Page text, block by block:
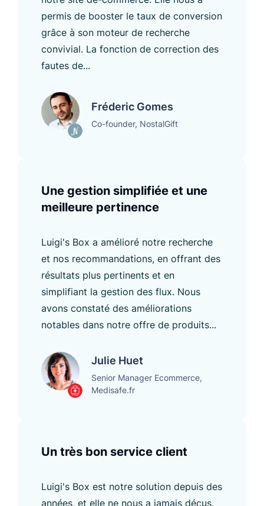
permis de booster le taux de conversion
grâce à son moteur de recherche
convivial. La fonction de correction des
fautes de...
Fréderic Gomes
Co-founder, NostalGift
Une gestion simplifiée et une
meilleure pertinence
Luigi's Box a amélioré notre recherche
et nos recommandations, en offrant des
résultats plus pertinents et en
simplifiant la gestion des flux. Nous
avons constaté des améliorations
notables dans notre offre de produits...
Julie Huet
Senior Manager Ecommerce,
Medisafe.fr
Un très bon service client
Luigi's Box est notre solution depuis des
années, et elle ne nous a jamais déçus.